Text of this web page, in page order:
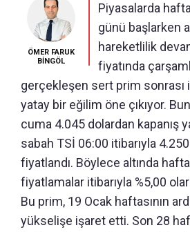
ÖMER FARUK
BİNGÖL
Piyasalarda
günü başlarken
hareketlilik
fiyatında
gerçekleşen sert prim sonrası
yatay bir eğilim öne çıkıyor.
cuma 4.045 dolardan kapanış
sabah TSİ 06:00 itibarıyla
fiyatlandı. Böylece altında
fiyatlamalar itibarıyla %5,00
Bu prim, 19 Ocak haftasının
yükselişe işaret etti. Son 28